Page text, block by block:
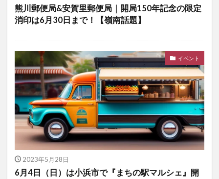
熊川郵便局&安賀里郵便局｜開局150年記念の限定
消印は6月30日まで！【嶺南話題】
イベント
2023年5月28日
6月4日（日）は小浜市で『まちの駅マルシェ』開